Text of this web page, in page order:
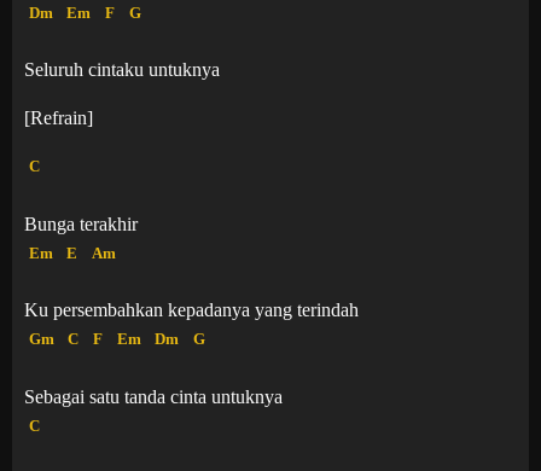
Dm Em F G
Seluruh cintaku untuknya
[Refrain]
C
Bunga terakhir
Em E Am
Ku persembahkan kepadanya yang terindah
Gm C F Em Dm G
Sebagai satu tanda cinta untuknya
C